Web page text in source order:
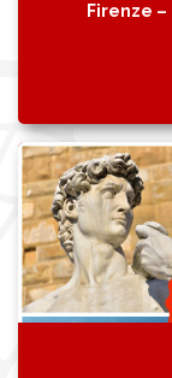
Firenze